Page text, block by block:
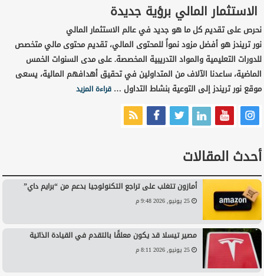
الاستثمار المالي برؤية جديدة
نحرص على تقديم كل ما هو جديد في عالم الاستثمار المالي
نور تريندز هو أفضل مزود نمواً للمحتوى المالي، تقديم محتوى مالي متخصص
للدورات التعليمية والمواد التدريبية المخصصة. على مدى السنوات الخمس
الماضية، ساعدنا الآلاف من المتداولين في تحقيق أهدافهم المالية، يسعى
موقع نور تريندز إلى التوعية بنشاط التداول …قراءة المزيد
أحدث المقالات
أمازون تتغلب على تراجع التكنولوجيا بدعم من “برايم داي”
25 يونيو, 2026 9:48 م
مصير تيسلا قد يكون معلقًا بالتقدم في القيادة الذاتية
25 يونيو, 2026 8:11 م